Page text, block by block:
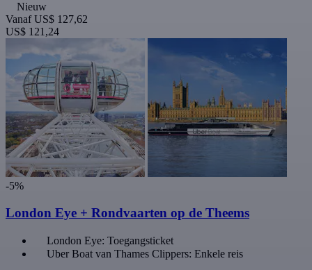
Nieuw
Vanaf US$ 127,62
US$ 121,24
-5%
London Eye + Rondvaarten op de Theems
London Eye: Toegangsticket
Uber Boat van Thames Clippers: Enkele reis